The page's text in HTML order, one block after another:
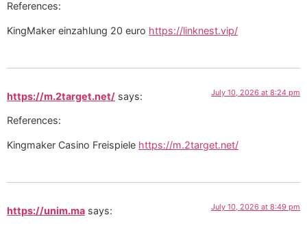
References:
KingMaker einzahlung 20 euro https://linknest.vip/
https://m.2target.net/ says: July 10, 2026 at 8:24 pm
References:
Kingmaker Casino Freispiele https://m.2target.net/
https://unim.ma says: July 10, 2026 at 8:49 pm